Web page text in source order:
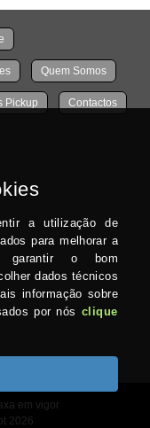
Quem Somos
Pickup Contactos
em vigor
2026